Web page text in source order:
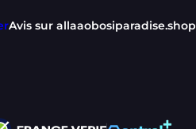
Avis sur allaaobosiparadise.shop